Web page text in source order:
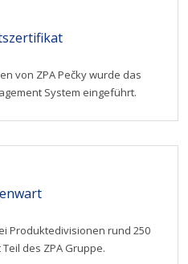
von ZPA Pečky wurde das
System eingeführt.
Produktedivisionen rund 250
des ZPA Gruppe.